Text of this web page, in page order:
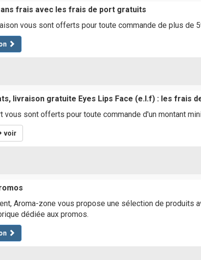
frais avec les frais de port gratuits
vous sont offerts pour toute commande de plus de
livraison gratuite Eyes Lips Face (e.l.f) : les frais
vous sont offerts pour toute commande d'un montant
voir
Aroma-zone vous propose une sélection de produits
dédiée aux promos.